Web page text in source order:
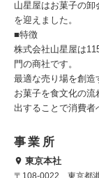
山星屋はお菓子の
を迎えました。
■特徴
株式会社山星屋は
門の商社です。
最適な売り場を創造
お菓子を食文化の流
出することで消費者
事業所
東京本社
〒108-0022 東京都